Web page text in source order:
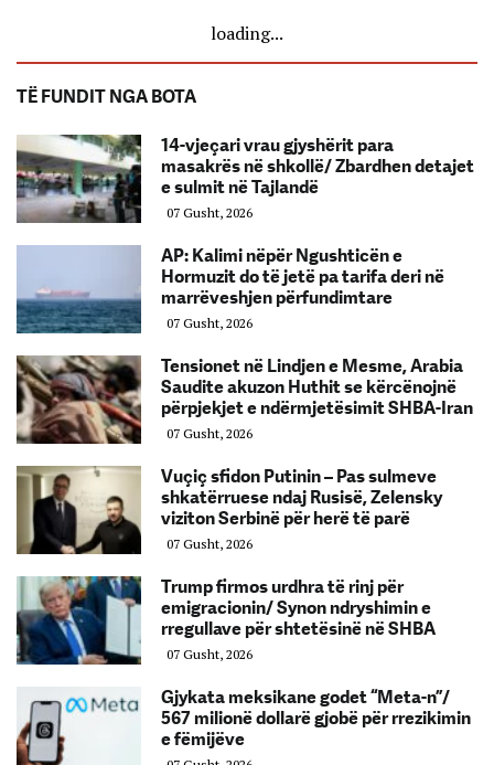
loading...
TË FUNDIT NGA BOTA
14-vjeçari vrau gjyshërit para
masakrës në shkollë/ Zbardhen detajet
e sulmit në Tajlandë
07 Gusht, 2026
AP: Kalimi nëpër Ngushticën e
Hormuzit do të jetë pa tarifa deri në
marrëveshjen përfundimtare
07 Gusht, 2026
Tensionet në Lindjen e Mesme, Arabia
Saudite akuzon Huthit se kërcënojnë
përpjekjet e ndërmjetësimit SHBA-Iran
07 Gusht, 2026
Vuçiç sfidon Putinin – Pas sulmeve
shkatërruese ndaj Rusisë, Zelensky
viziton Serbinë për herë të parë
07 Gusht, 2026
Trump firmos urdhra të rinj për
emigracionin/ Synon ndryshimin e
rregullave për shtetësinë në SHBA
07 Gusht, 2026
Gjykata meksikane godet “Meta-n”/
567 milionë dollarë gjobë për rrezikimin
e fëmijëve